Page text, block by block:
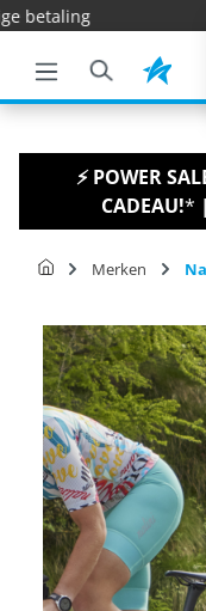
hoofdinhoud
⚡ POWER
CADEAU!*
Merken